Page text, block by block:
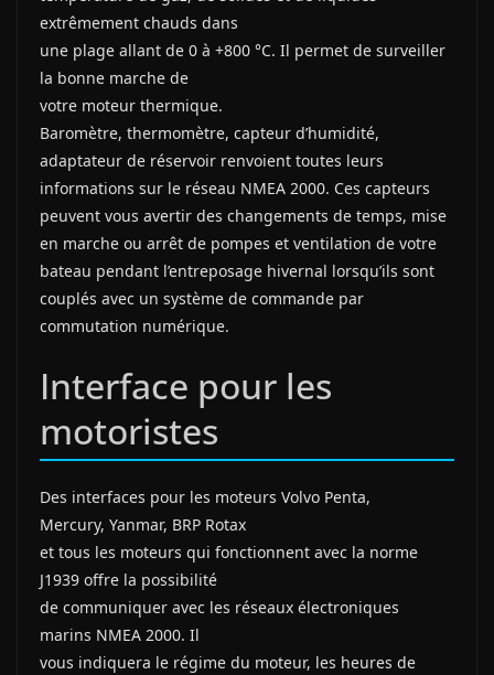
extrêmement chauds dans
une plage allant de 0 à +800 °C. Il permet de surveiller
la bonne marche de
votre moteur thermique.
Baromètre, thermomètre, capteur d’humidité,
adaptateur de réservoir renvoient toutes leurs
informations sur le réseau NMEA 2000. Ces capteurs
peuvent vous avertir des changements de temps, mise
en marche ou arrêt de pompes et ventilation de votre
bateau pendant l’entreposage hivernal lorsqu’ils sont
couplés avec un système de commande par
commutation numérique.
Interface pour les
motoristes
Des interfaces pour les moteurs Volvo Penta,
Mercury, Yanmar, BRP Rotax
et tous les moteurs qui fonctionnent avec la norme
J1939 offre la possibilité
de communiquer avec les réseaux électroniques
marins NMEA 2000. Il
vous indiquera le régime du moteur, les heures de